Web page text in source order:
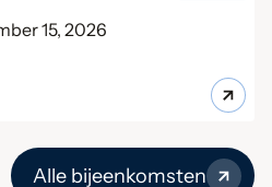
15, 2026
Alle bijeenkomsten